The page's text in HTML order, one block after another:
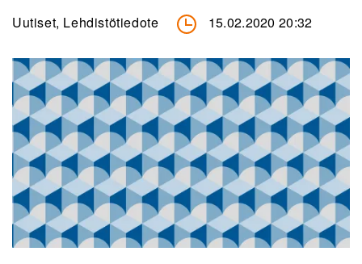
Uutiset, Lehdistötiedote 15.02.2020 20:32